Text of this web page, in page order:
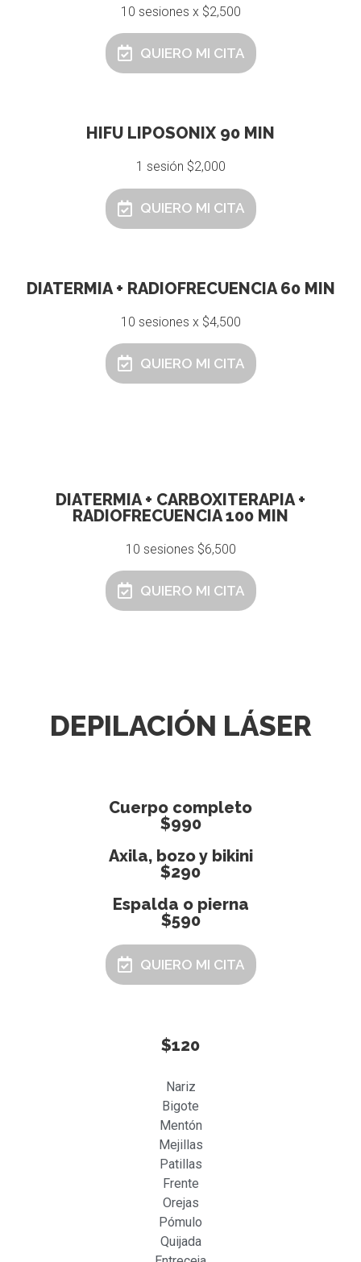
10 sesiones x $2,500
QUIERO MI CITA
HIFU LIPOSONIX 90 MIN
1 sesión $2,000
QUIERO MI CITA
DIATERMIA + RADIOFRECUENCIA 60 MIN
10 sesiones x $4,500
QUIERO MI CITA
DIATERMIA + CARBOXITERAPIA +
RADIOFRECUENCIA 100 MIN
10 sesiones $6,500
QUIERO MI CITA
DEPILACIÓN LÁSER
Cuerpo completo
$990
Axila, bozo y bikini
$290
Espalda o pierna
$590
QUIERO MI CITA
$120
Nariz
Bigote
Mentón
Mejillas
Patillas
Frente
Orejas
Pómulo
Quijada